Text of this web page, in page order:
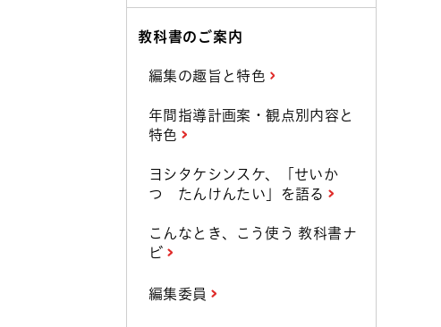
教科書のご案内
編集の趣旨と特色
年間指導計画案・観点別内容と
特色
ヨシタケシンスケ、「せいか
つ たんけんたい」を語る
こんなとき、こう使う 教科書ナ
ビ
編集委員